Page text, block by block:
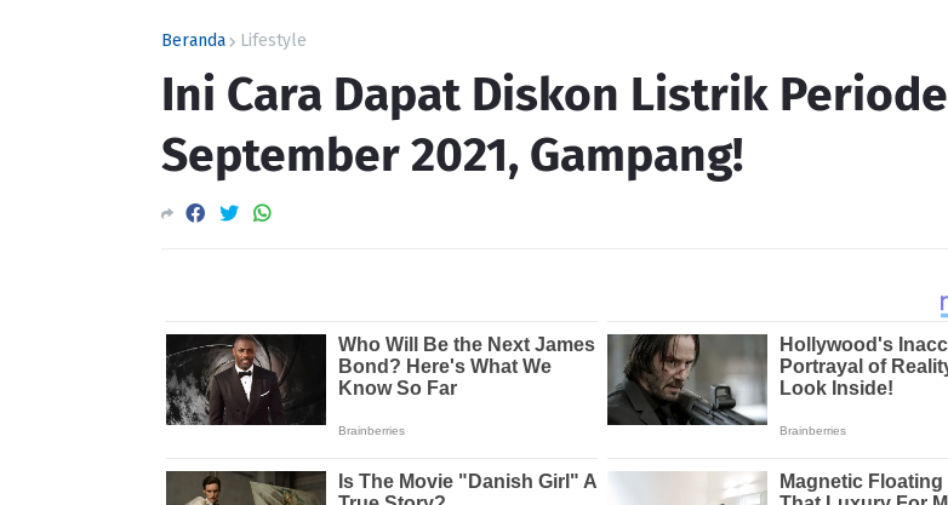
Beranda Lifestyle
Ini Cara Dapat Diskon Listrik Periode
September 2021, Gampang!